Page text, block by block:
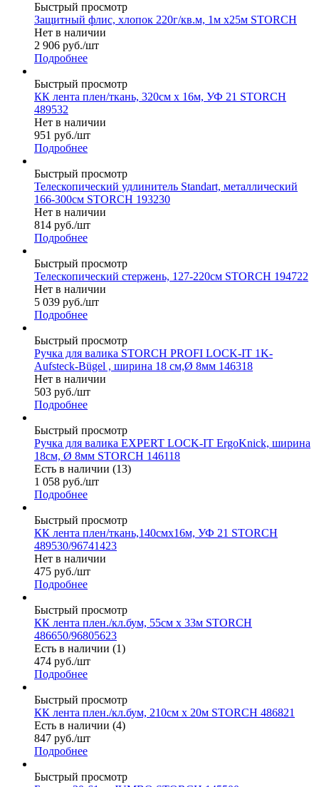
Быстрый просмотр
Защитный флис, хлопок 220г/кв.м, 1м х25м STORCH
Нет в наличии
2 906 руб./шт
Подробнее
Быстрый просмотр
КК лента плен/ткань, 320см х 16м, УФ 21 STORCH
489532
Нет в наличии
951 руб./шт
Подробнее
Быстрый просмотр
Телескопический удлинитель Standart, металлический
166-300см STORCH 193230
Нет в наличии
814 руб./шт
Подробнее
Быстрый просмотр
Телескопический стержень, 127-220см STORCH 194722
Нет в наличии
5 039 руб./шт
Подробнее
Быстрый просмотр
Ручка для валика STORCH PROFI LOCK-IT 1K-
Aufsteck-Bügel , ширина 18 см,Ø 8мм 146318
Нет в наличии
503 руб./шт
Подробнее
Быстрый просмотр
Ручка для валика EXPERT LOCK-IT ErgoKnick, ширина
18см, Ø 8мм STORCH 146118
Есть в наличии (13)
1 058 руб./шт
Подробнее
Быстрый просмотр
КК лента плен/ткань,140смх16м, УФ 21 STORCH
489530/96741423
Нет в наличии
475 руб./шт
Подробнее
Быстрый просмотр
КК лента плен./кл.бум, 55см х 33м STORCH
486650/96805623
Есть в наличии (1)
474 руб./шт
Подробнее
Быстрый просмотр
КК лента плен./кл.бум, 210см х 20м STORCH 486821
Есть в наличии (4)
847 руб./шт
Подробнее
Быстрый просмотр